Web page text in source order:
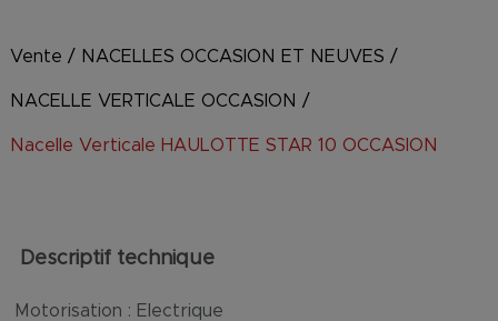
Vente / NACELLES OCCASION ET NEUVES /
NACELLE VERTICALE OCCASION /
Nacelle Verticale HAULOTTE STAR 10 OCCASION
Descriptif technique
Motorisation : Electrique